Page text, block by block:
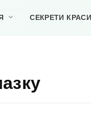
СЕКРЕТИ КРАСИ